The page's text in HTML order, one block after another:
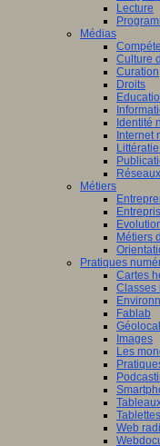
Lecture
Médias
Culture
Curation
Droits
Identité
Internet
Métiers
Métiers
Pratiques
Cartes
Classes
Fablab
Images
Les
Tablettes
Web